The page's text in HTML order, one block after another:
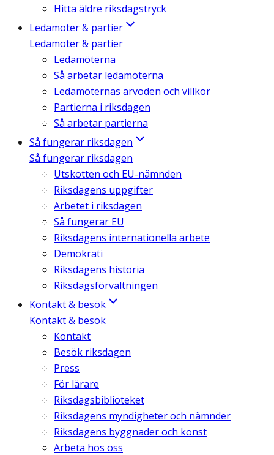
Hitta äldre riksdagstryck
Ledamöter & partier
Ledamöter & partier
Ledamöterna
Så arbetar ledamöterna
Ledamöternas arvoden och villkor
Partierna i riksdagen
Så arbetar partierna
Så fungerar riksdagen
Så fungerar riksdagen
Utskotten och EU-nämnden
Riksdagens uppgifter
Arbetet i riksdagen
Så fungerar EU
Riksdagens internationella arbete
Demokrati
Riksdagens historia
Riksdagsförvaltningen
Kontakt & besök
Kontakt & besök
Kontakt
Besök riksdagen
Press
För lärare
Riksdagsbiblioteket
Riksdagens myndigheter och nämnder
Riksdagens byggnader och konst
Arbeta hos oss